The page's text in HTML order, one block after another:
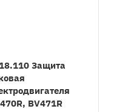
Защита
BV471R